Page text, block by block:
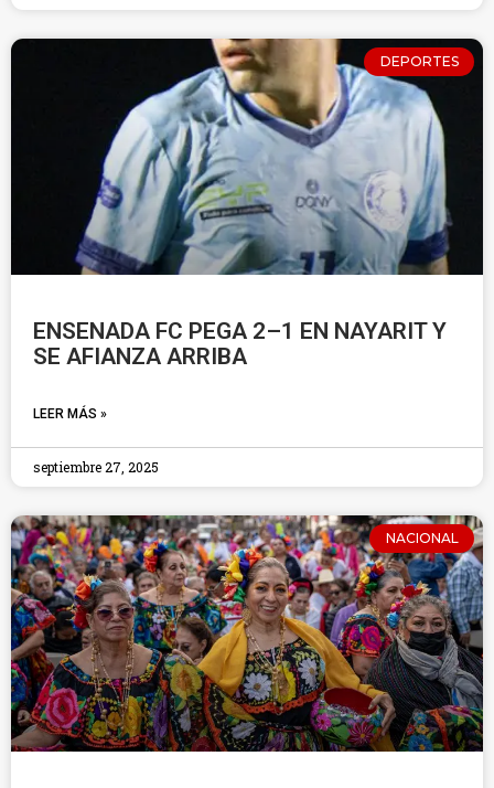
DEPORTES
ENSENADA FC PEGA 2–1 EN NAYARIT Y
SE AFIANZA ARRIBA
LEER MÁS »
septiembre 27, 2025
NACIONAL